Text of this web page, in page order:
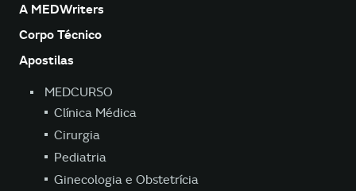
A MEDWriters
Corpo Técnico
Apostilas
MEDCURSO
Clínica Médica
Cirurgia
Pediatria
Ginecologia e Obstetrícia